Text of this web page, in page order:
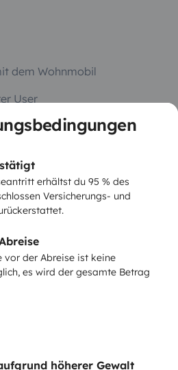
erhältst du 95 % des
Versicherungs- und
vor der Abreise ist keine
es wird der gesamte Betrag
höherer Gewalt
dem Wohnmobil
User